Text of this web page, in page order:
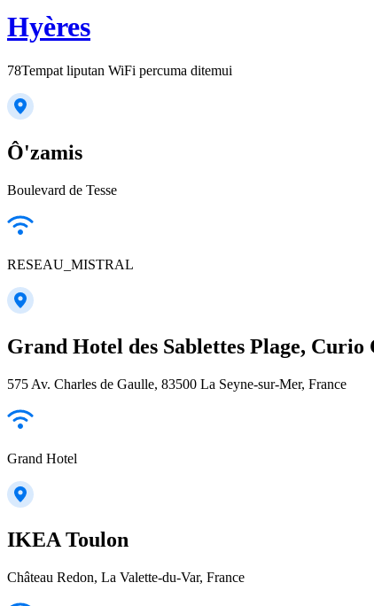
Hyères
78Tempat liputan WiFi percuma ditemui
Ô'zamis
Boulevard de Tesse
RESEAU_MISTRAL
Grand Hotel des Sablettes Plage,
575 Av. Charles de Gaulle, 83500 La Seyne-sur-Mer, France
Grand Hotel
IKEA Toulon
Château Redon, La Valette-du-Var, France